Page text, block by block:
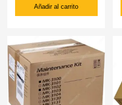
Añadir al carrito